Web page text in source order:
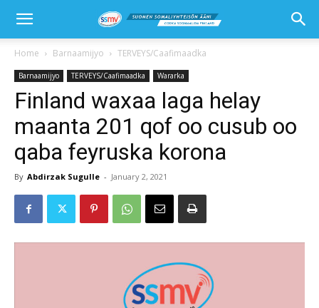
Home Barnaamijyo TERVEYS/Caafimaadka
Barnaamijyo TERVEYS/Caafimaadka Wararka
Finland waxaa laga helay
maanta 201 qof oo cusub oo
qaba feyruska korona
By Abdirzak Sugulle - January 2, 2021